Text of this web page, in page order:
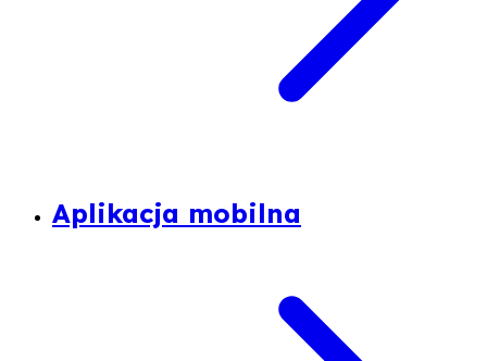
Aplikacja mobilna